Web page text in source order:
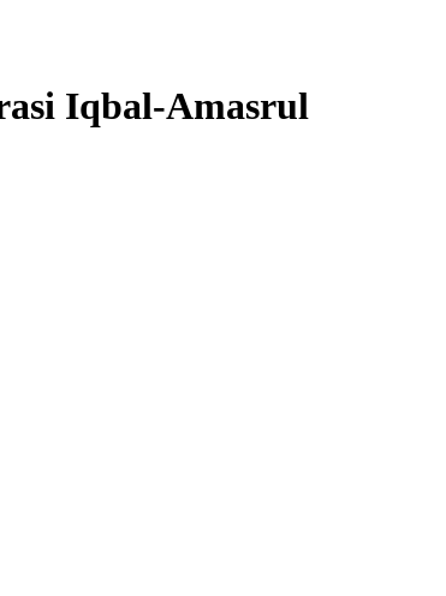
Iqbal-Amasrul